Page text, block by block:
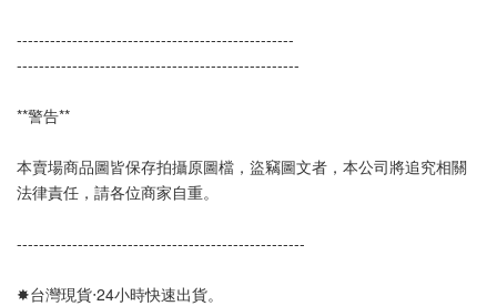
--------------------------------------------------
---------------------------------------------------
**警告**
本賣場商品圖皆保存拍攝原圖檔，盜竊圖文者，本公司將追究相關
法律責任，請各位商家自重。
----------------------------------------------------
✸台灣現貨‧24小時快速出貨。